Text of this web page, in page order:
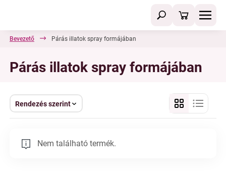
Bevezető Párás illatok spray formájában
Párás illatok spray formájában
Rendezés szerint
Nem található termék.